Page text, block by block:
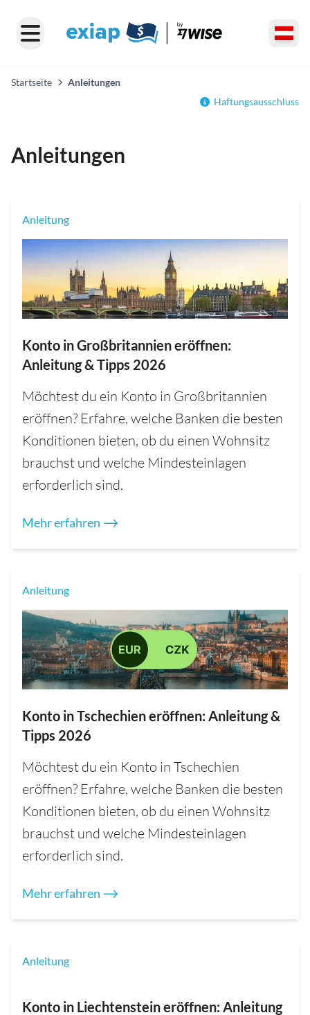
Startseite
Anleitungen
Haftungsausschluss
Anleitungen
Anleitung
Konto in Großbritannien eröffnen:
Anleitung & Tipps 2026
Möchtest du ein Konto in Großbritannien
eröffnen? Erfahre, welche Banken die besten
Konditionen bieten, ob du einen Wohnsitz
brauchst und welche Mindesteinlagen
erforderlich sind.
Mehr erfahren ⟶
Anleitung
Konto in Tschechien eröffnen: Anleitung &
Tipps 2026
Möchtest du ein Konto in Tschechien
eröffnen? Erfahre, welche Banken die besten
Konditionen bieten, ob du einen Wohnsitz
brauchst und welche Mindesteinlagen
erforderlich sind.
Mehr erfahren ⟶
Anleitung
Konto in Liechtenstein eröffnen: Anleitung